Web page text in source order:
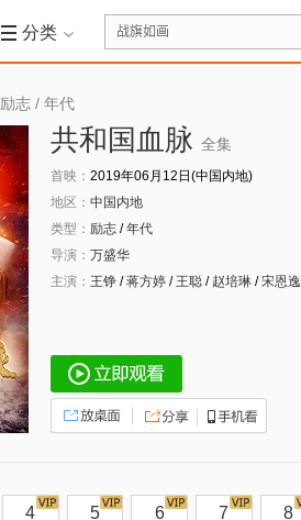
分类
励志 / 年代
共和国血脉 全集
首映： 2019年06月12日(中国内地)
地区： 中国内地
类型： 励志 /年代
导演： 万盛华
主演： 王铮 /蒋方婷 / 王聪 / 赵培琳 /宋恩逸
4 5 6 7 8